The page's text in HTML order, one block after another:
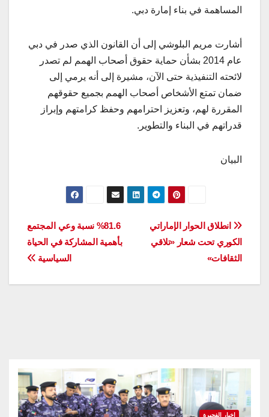
المساهمة في بناء إمارة دبي.
أشارت مريم البلوشي إلى أن القانون الذي صدر في دبي
عام 2014 بشأن حماية حقوق أصحاب الهمم لم تصدر
لائحته التنفيذية حتى الآن، مشيرة إلى أنه يرمي إلى
ضمان تمتع الأشخاص أصحاب الهمم بجميع حقوقهم
المقررة لهم، وتعزيز احترامهم وحفظ كرامتهم وإبراز
قدراتهم في البناء والتطوير.
البيان
تصفّح
المقالات
%81.6 نسبة وعي المجتمع
بأهمية المشاركة في الحياة
السياسية
انطلاق الحوار الإماراتي
الكوري تحت شعار «تلاقي
الثقافات»
اخبار الفجيرة